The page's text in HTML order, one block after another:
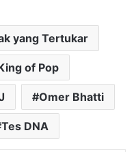
yang Tertukar
of Pop
Omer Bhatti
Tes DNA